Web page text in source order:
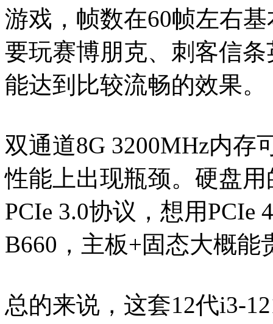
游戏，帧数在60帧左右
要玩赛博朋克、刺客信
能达到比较流畅的效果。
双通道8G 3200MHz内存
性能上出现瓶颈。硬盘
PCIe 3.0协议，想用PCIe
B660，主板+固态大概能
总的来说，这套12代i3-